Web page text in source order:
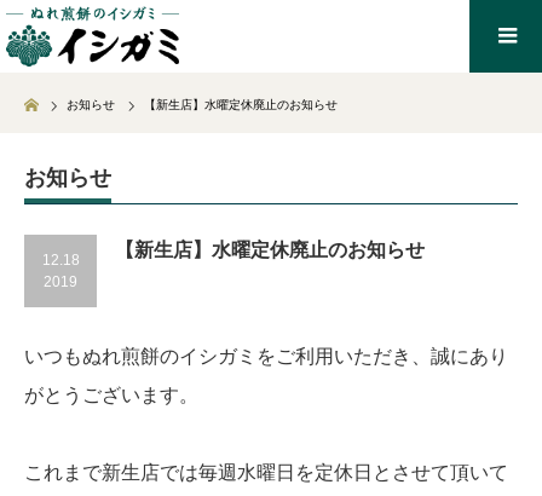
Home
お知らせ 【新生店】水曜定休廃止のお知らせ
お知らせ
12.18
2019
【新生店】水曜定休廃止のお知らせ
いつもぬれ煎餅のイシガミをご利用いただき、誠にあり
がとうございます。
これまで新生店では毎週水曜日を定休日とさせて頂いて